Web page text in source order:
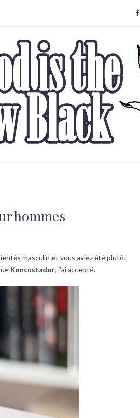
hommes
masculin et vous aviez été plutôt
Koncustador, j’ai accepté.